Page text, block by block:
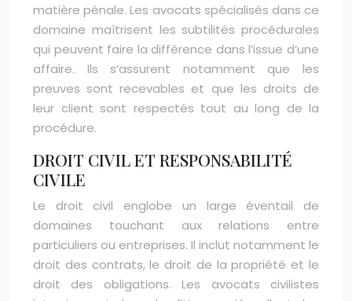
matière pénale. Les avocats spécialisés dans ce
domaine maîtrisent les subtilités procédurales
qui peuvent faire la différence dans l’issue d’une
affaire. Ils s’assurent notamment que les
preuves sont recevables et que les droits de
leur client sont respectés tout au long de la
procédure.
DROIT CIVIL ET RESPONSABILITÉ
CIVILE
Le droit civil englobe un large éventail de
domaines touchant aux relations entre
particuliers ou entreprises. Il inclut notamment le
droit des contrats, le droit de la propriété et le
droit des obligations. Les avocats civilistes